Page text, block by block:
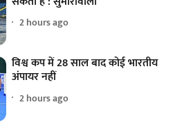
2 hours ago
विश्व कप में 28 साल बाद कोई भारतीय
अंपायर नहीं
2 hours ago